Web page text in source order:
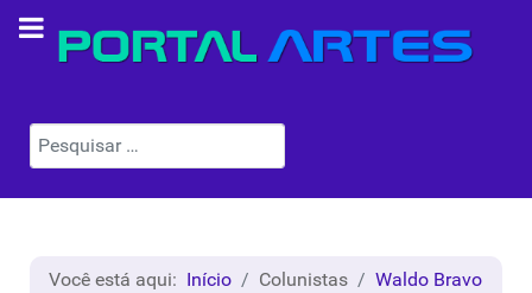
Pesquisar
Você está aqui: Início Colunistas
Waldo Bravo